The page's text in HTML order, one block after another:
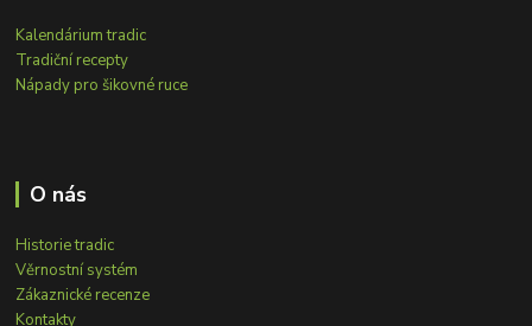
Kalendárium tradic
Tradiční recepty
Nápady pro šikovné ruce
O nás
Historie tradic
Věrnostní systém
Zákaznické recenze
Kontakty